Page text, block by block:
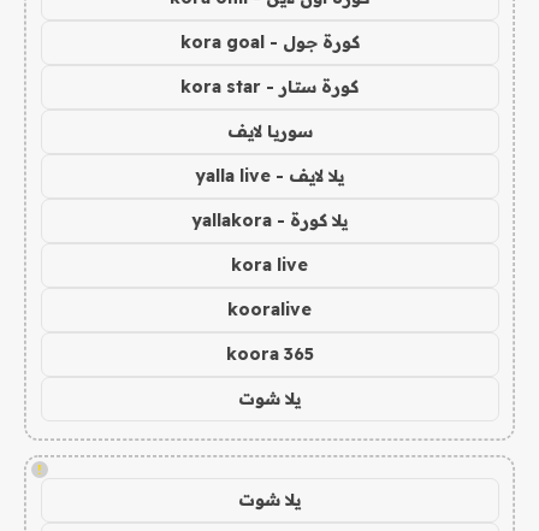
كورة جول - kora goal
كورة ستار - kora star
سوريا لايف
يلا لايف - yalla live
يلا كورة - yallakora
kora live
kooralive
koora 365
يلا شوت
!
يلا شوت